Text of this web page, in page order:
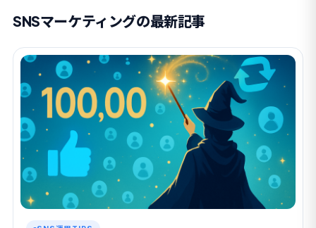
SNSマーケティングの最新記事